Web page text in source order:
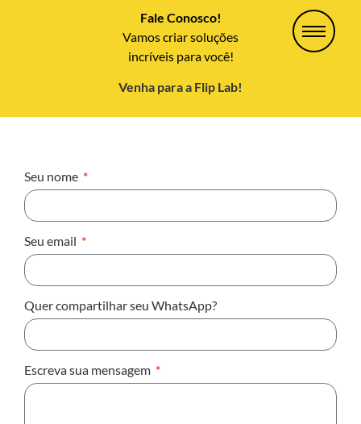
Fale Conosco!
Vamos criar soluções
incríveis para você!
Venha para a Flip Lab!
Seu nome
Seu email
Quer compartilhar seu WhatsApp?
Escreva sua mensagem